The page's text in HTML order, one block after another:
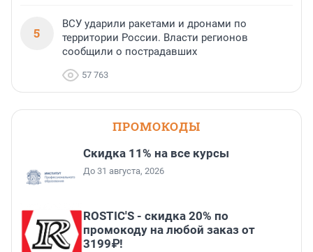
5
ВСУ ударили ракетами и дронами по
территории России. Власти регионов
сообщили о пострадавших
57 763
ПРОМОКОДЫ
Скидка 11% на все курсы
До 31 августа, 2026
ROSTIC'S - скидка 20% по
промокоду на любой заказ от
3199₽!